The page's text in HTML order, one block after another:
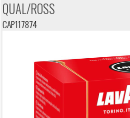
QUAL/ROSS
CAP117874